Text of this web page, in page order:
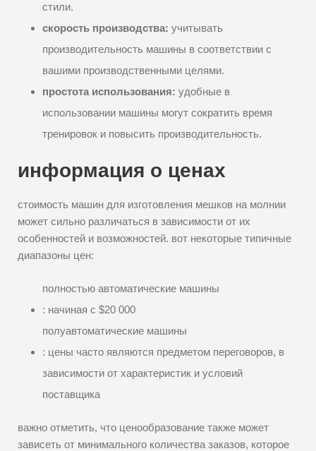
стили.
скорость производства: учитывать
производительность машины в соответствии с
вашими производственными целями.
простота использования: удобные в
использовании машины могут сократить время
тренировок и повысить производительность.
информация о ценах
стоимость машин для изготовления мешков на молнии
может сильно различаться в зависимости от их
особенностей и возможностей. вот некоторые типичные
диапазоны цен:
полностью автоматические машины
: начиная с $20 000
полуавтоматические машины
: цены часто являются предметом переговоров, в
зависимости от характеристик и условий
поставщика
важно отметить, что ценообразование также может
зависеть от минимального количества заказов, которое